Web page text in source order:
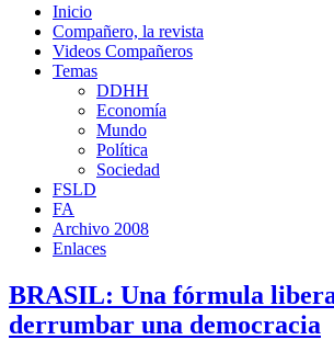
Inicio
Compañero, la revista
Videos Compañeros
Temas
DDHH
Economía
Mundo
Política
Sociedad
FSLD
FA
Archivo 2008
Enlaces
BRASIL: Una fórmula
derrumbar una democracia